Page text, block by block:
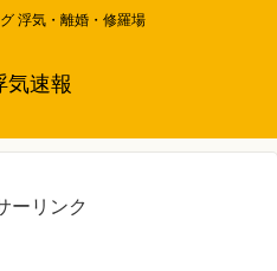
浮気・離婚・修羅場
気速報
ーリンク